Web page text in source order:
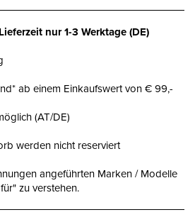
nur1-3 Werktage(DE)
ab einem Einkaufswert von € 99,-
(AT/DE)
werden nicht reserviert
angeführten Marken / Modelle
zu verstehen.